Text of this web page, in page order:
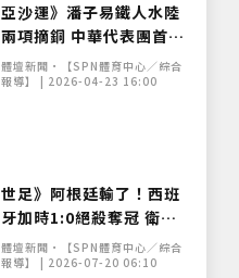
亞沙運》潘子易鐵人水陸
兩項摘銅 中華代表團首面
獎牌入袋
體壇新聞•【SPN體育中心／綜合
報導】 | 2026-04-23 16:00
世足》阿根廷輸了！西班
牙加時1:0絕殺奪冠 衛冕
軍少踢一人無力回天
體壇新聞•【SPN體育中心／綜合
報導】 | 2026-07-20 06:10